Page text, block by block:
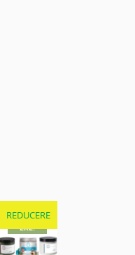
REDUCERE
REDUC
ERE!